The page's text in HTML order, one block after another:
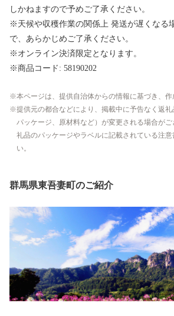
しかねますので予めご了承ください。
※天候や収穫作業の関係上 発送が遅くなる
で、あらかじめご了承ください。
※オンライン決済限定となります。
※商品コード: 58190202
本ページは、提供自治体からの情報に基づき、作
提供元の都合などにより、掲載中に予告なく返礼
パッケージ、原材料など）が変更される場合が
礼品のパッケージやラベルに記載されている注
い。
群馬県東吾妻町のご紹介